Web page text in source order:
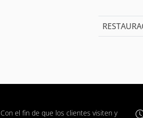
Con el fin de que los clientes visiten y